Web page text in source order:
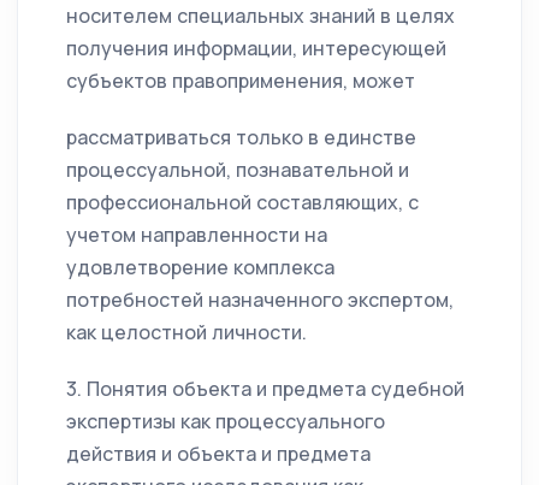
носителем специальных знаний в целях
получения информации, интересующей
субъектов правоприменения, может
рассматриваться только в единстве
процессуальной, познавательной и
профессиональной составляющих, с
учетом направленности на
удовлетворение комплекса
потребностей назначенного экспертом,
как целостной личности.
3. Понятия объекта и предмета судебной
экспертизы как процессуального
действия и объекта и предмета